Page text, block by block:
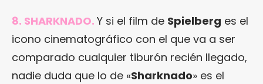
8. SHARKNADO. Y si el film de Spielberg es el
icono cinematográfico con el que va a ser
comparado cualquier tiburón recién llegado,
nadie duda que lo de «Sharknado» es el